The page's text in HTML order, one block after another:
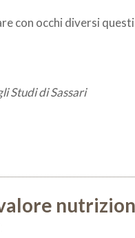
con occhi diversi
Studi di Sassari